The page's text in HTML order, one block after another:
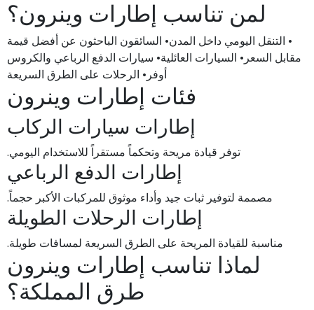
لمن تناسب إطارات وينرون؟
• التنقل اليومي داخل المدن• السائقون الباحثون عن أفضل قيمة
مقابل السعر• السيارات العائلية• سيارات الدفع الرباعي والكروس
أوفر• الرحلات على الطرق السريعة
فئات إطارات وينرون
إطارات سيارات الركاب
توفر قيادة مريحة وتحكماً مستقراً للاستخدام اليومي.
إطارات الدفع الرباعي
مصممة لتوفير ثبات جيد وأداء موثوق للمركبات الأكبر حجماً.
إطارات الرحلات الطويلة
مناسبة للقيادة المريحة على الطرق السريعة لمسافات طويلة.
لماذا تناسب إطارات وينرون
طرق المملكة؟